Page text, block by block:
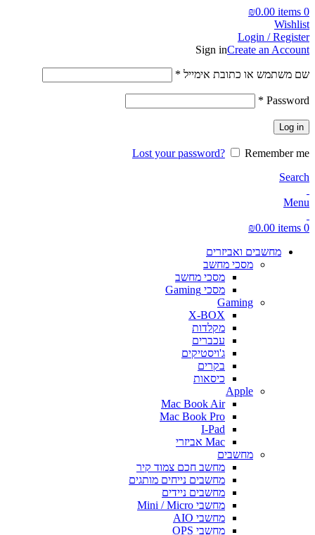
0
items
₪0.00
Wishlist
Login / Register
Sign inCreate an Account
שם משתמש או כתובת אימייל *
Password
*
Log in
Lost your password?
Remember me
Search
Menu
0
items
₪0.00
מחשבים ואביזרים
מסכי מחשב
מסכי מחשב
מסכי Gaming
Gaming
X-BOX
מקלדות
עכברים
ג'ויסטיקים
בקרים
כיסאות
Apple
Mac Book Air
Mac Book Pro
I-Pad
Mac אביזרי
מחשבים
מחשב חכם צמוד קיר
מחשבים נייחים מותגים
מחשבים ניידים
מחשבי Mini / Micro
מחשבי AIO
מחשבי OPS